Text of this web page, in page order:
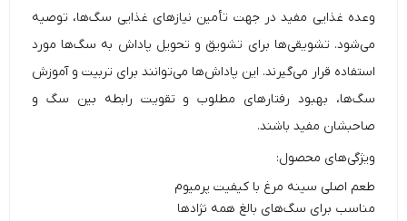
وعده غذایی مفید در جهت تأمین نیازهای غذایی سگ‌ها، توصیه
می‌شود. تشویقی‌ها برای تشویق و تحویل پاداش به سگ‌ها مورد
استفاده قرار می‌گیرند. این پاداش‌ها می‌توانند برای تربیت و آموزش
سگ‌ها، بهبود رفتارهای مطلوب و تقویت رابطه بین سگ و
صاحبشان مفید باشند.
ویژگی‌های محصول:
طعم اصلی سینه مرغ با کیفیت پرمیوم
مناسب برای سگ‌های بالغ همه نژادها